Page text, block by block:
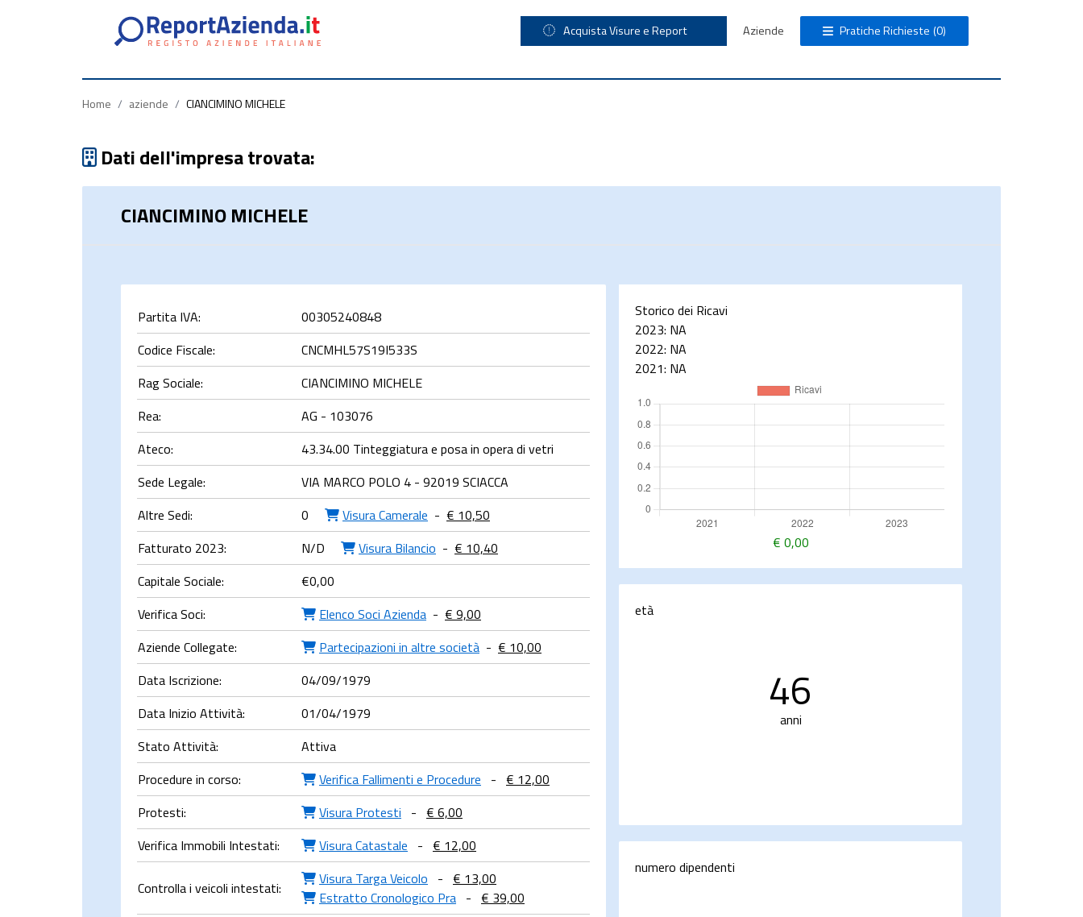
Acquista Visure e Report Aziende Pratiche Richieste (0)
Home / aziende / CIANCIMINO MICHELE
Dati dell'impresa trovata:
CIANCIMINO MICHELE
Partita IVA:
00305240848
Codice Fiscale:
CNCMHL57S19I533S
Rag Sociale:
CIANCIMINO MICHELE
Rea:
AG - 103076
Ateco:
43.34.00 Tinteggiatura e posa in opera di vetri
Sede Legale:
VIA MARCO POLO 4 - 92019 SCIACCA
Altre Sedi:
0 Visura Camerale - € 10,50
Fatturato 2023:
N/D Visura Bilancio - € 10,40
Capitale Sociale:
€0,00
Verifica Soci:
Elenco Soci Azienda - € 9,00
Aziende Collegate:
Partecipazioni in altre società - € 10,00
Data Iscrizione:
04/09/1979
Data Inizio Attività:
01/04/1979
Stato Attività:
Attiva
Procedure in corso:
Verifica Fallimenti e Procedure - € 12,00
Protesti:
Visura Protesti - € 6,00
Verifica Immobili Intestati:
Visura Catastale - € 12,00
Controlla i veicoli intestati: Visura Targa Veicolo - € 13,00
Estratto Cronologico Pra - € 39,00
Storico dei Ricavi
2023: NA
2022: NA
2021: NA
€ 0,00
età
46
anni
numero dipendenti